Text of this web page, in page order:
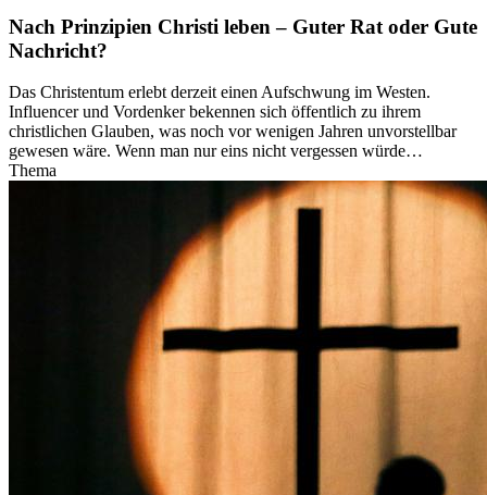
Nach Prinzipien Christi leben – Guter Rat oder Gute
Nachricht?
Das Christentum erlebt derzeit einen Aufschwung im Westen.
Influencer und Vordenker bekennen sich öffentlich zu ihrem
christlichen Glauben, was noch vor wenigen Jahren unvorstellbar
gewesen wäre. Wenn man nur eins nicht vergessen würde…
Thema